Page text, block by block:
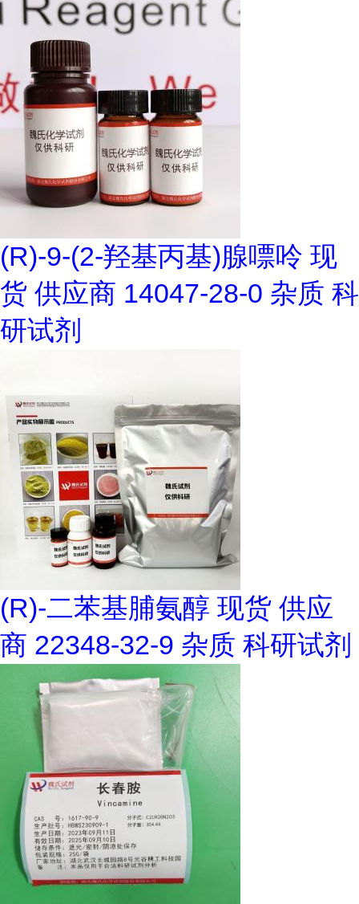
(R)-9-(2-羟基丙基)腺嘌呤 现
货 供应商 14047-28-0 杂质 科
研试剂
(R)-二苯基脯氨醇 现货 供应
商 22348-32-9 杂质 科研试剂